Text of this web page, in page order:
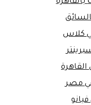
كلاس
مصر